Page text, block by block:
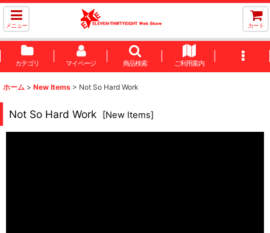
メニュー カート
カテゴリ マイページ 商品検索 ご利用案内
ホーム > New Items > Not So Hard Work
Not So Hard Work [New Items]